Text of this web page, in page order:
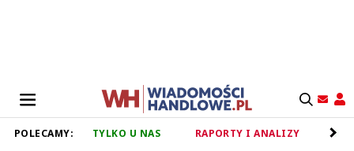
POLECAMY: TYLKO U NAS RAPORTY I ANALIZY